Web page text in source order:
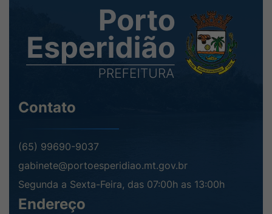
Contato
(65) 99690-9037
gabinete@portoesperidiao.mt.gov.br
Segunda a Sexta-Feira, das 07:00h as 13:00h
Endereço